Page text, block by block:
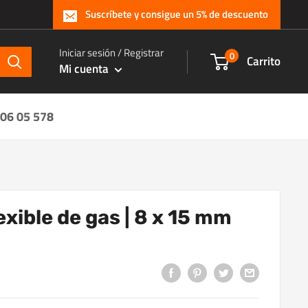
Suscríbete y consigue un 5% de descuento
Iniciar sesión / Registrar
Mi cuenta
0 Carrito
05 578
de gas | 8 x 15 mm